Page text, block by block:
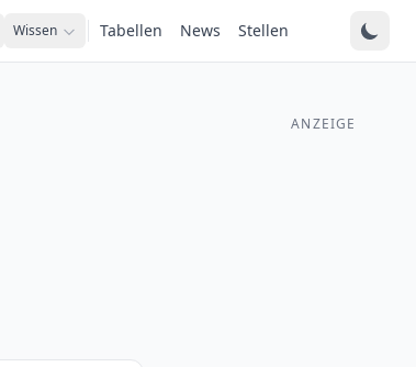
Wissen Tabellen News Stellen
ANZEIGE